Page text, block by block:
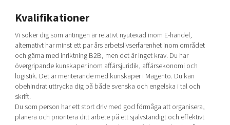
Kvalifikationer
Vi söker dig som antingen är relativt nyutexad inom E-handel,
alternativt har minst ett par års arbetslivserfarenhet inom området
och gärna med inriktning B2B, men det är inget krav. Du har
övergripande kunskaper inom affärsjuridik, affärsekonomi och
logistik. Det är meriterande med kunskaper i Magento. Du kan
obehindrat uttrycka dig på både svenska och engelska i tal och
skrift.
Du som person har ett stort driv med god förmåga att organisera,
planera och prioritera ditt arbete på ett självständigt och effektivt